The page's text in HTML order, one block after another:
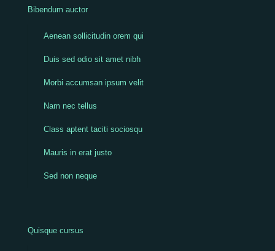
Bibendum auctor
Aenean sollicitudin orem qui
Duis sed odio sit amet nibh
Morbi accumsan ipsum velit
Nam nec tellus
Class aptent taciti sociosqu
Mauris in erat justo
Sed non neque
Quisque cursus